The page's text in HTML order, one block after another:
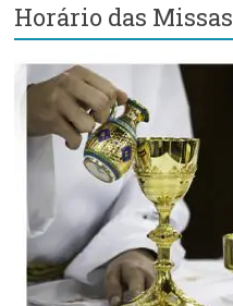
Horário das Missas